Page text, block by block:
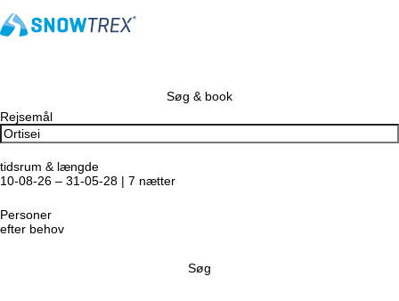
Søg & book
Rejsemål
tidsrum & længde
10-08-26 – 31-05-28 | 7 nætter
Personer
efter behov
Søg